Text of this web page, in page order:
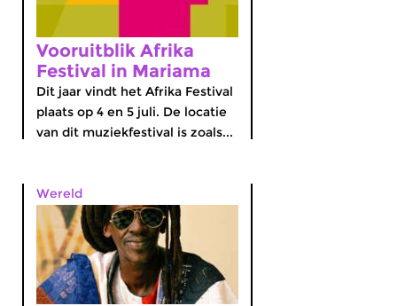
Vooruitblik Afrika
Festival in Mariama
Dit jaar vindt het Afrika Festival
plaats op 4 en 5 juli. De locatie
van dit muziekfestival is zoals...
Wereld